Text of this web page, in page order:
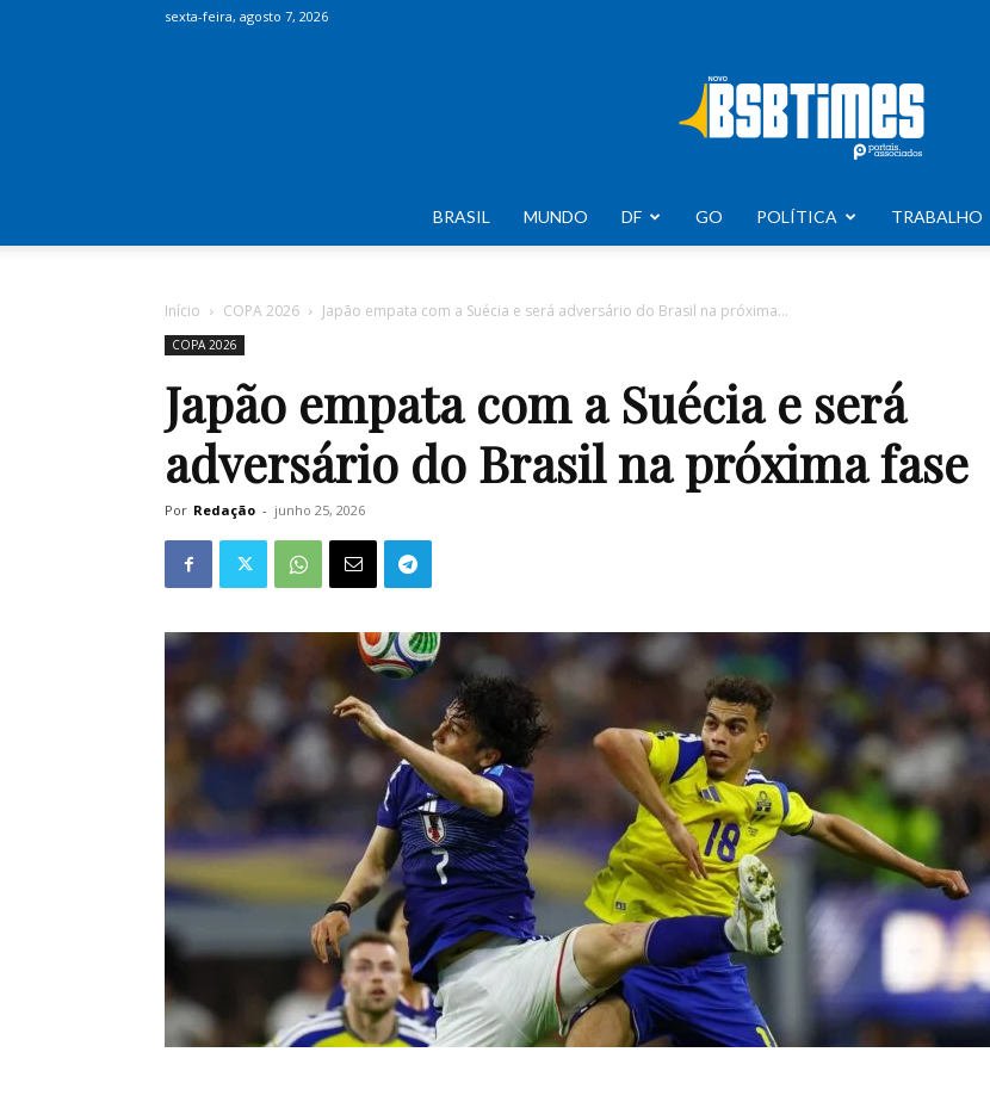
sexta-feira, agosto 7, 2026
Times
BRASIL MUNDO DF GO POLÍTICA TRABALHO
Início COPA 2026 Japão empata com a Suécia e será adversário do Brasil na próxima...
COPA 2026
Japão empata com a Suécia e será
adversário do Brasil na próxima fase
Por Redação - junho 25, 2026